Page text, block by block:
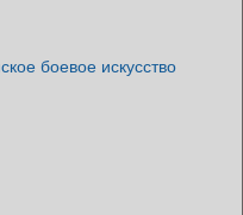
боевое искусство